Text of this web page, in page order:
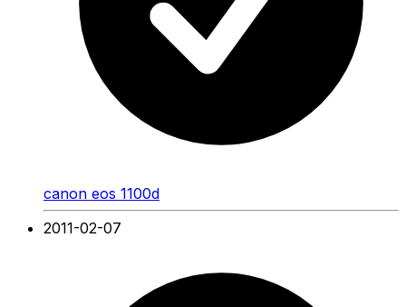
canon eos 1100d
2011-02-07